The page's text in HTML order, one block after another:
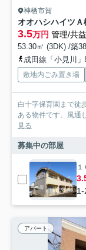
神栖市賀
オオハシハイツＡ
3.5万円 管理/共
53.30㎡ (3DK) /築
成田線「小見川
敷地内ごみ置き場
白十字保育園まで徒
ある物件です。風通
見る
募集中の部屋
１
アパート